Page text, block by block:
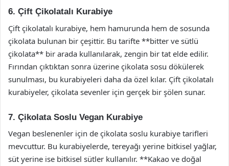
6. Çift Çikolatalı Kurabiye
Çift çikolatalı kurabiye, hem hamurunda hem de sosunda
çikolata bulunan bir çeşittir. Bu tarifte **bitter ve sütlü
çikolata** bir arada kullanılarak, zengin bir tat elde edilir.
Fırından çıktıktan sonra üzerine çikolata sosu dökülerek
sunulması, bu kurabiyeleri daha da özel kılar. Çift çikolatalı
kurabiyeler, çikolata sevenler için gerçek bir şölen sunar.
7. Çikolata Soslu Vegan Kurabiye
Vegan beslenenler için de çikolata soslu kurabiye tarifleri
mevcuttur. Bu kurabiyelerde, tereyağı yerine bitkisel yağlar,
süt yerine ise bitkisel sütler kullanılır. **Kakao ve doğal